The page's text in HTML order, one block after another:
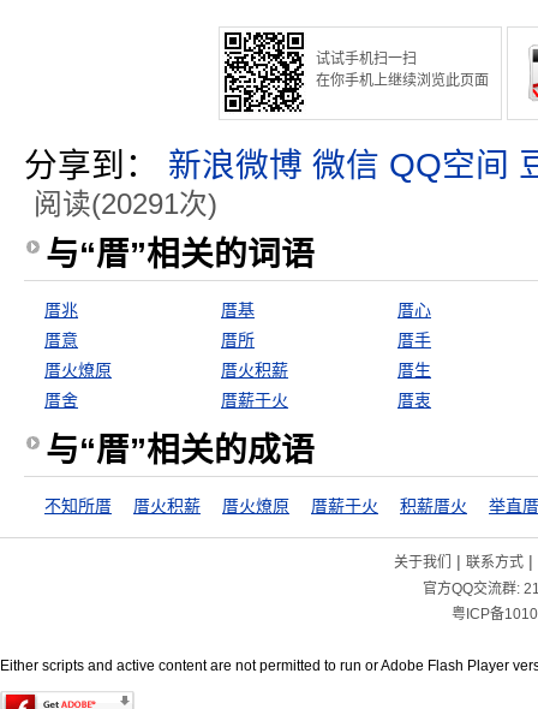
试试手机扫一扫
在你手机上继续浏览此页面
分享到： 新浪微博 微信 QQ空间
阅读(20291次)
与“厝”相关的词语
厝兆 厝基
厝心
厝意
厝所
厝手
厝火燎原
厝火积薪
厝生
厝舍
厝薪于火 厝衷
与“厝”相关的成语
不知所厝 厝火积薪 厝火燎原 厝薪于火 积薪厝火 举直
关于我们 | 联系方式|
官方QQ交流群:
粤ICP备
Either scripts and active content are not permitted to run or Adobe Flash Player